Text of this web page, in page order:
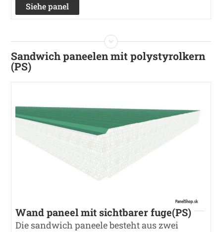
Siehe panel
Sandwich paneelen mit polystyrolkern
(PS)
Wand paneel mit sichtbarer fuge(PS)
Die sandwich paneele besteht aus zwei